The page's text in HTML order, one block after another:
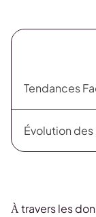
Tendances
Évolution
À travers les